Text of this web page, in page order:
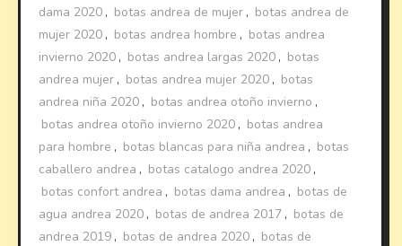
dama 2020 , botas andrea de mujer , botas andrea de
mujer 2020 , botas andrea hombre , botas andrea
invierno 2020 , botas andrea largas 2020 , botas
andrea mujer , botas andrea mujer 2020 , botas
andrea niña 2020 , botas andrea otoño invierno ,
botas andrea otoño invierno 2020 , botas andrea
para hombre , botas blancas para niña andrea , botas
caballero andrea , botas catalogo andrea 2020 ,
botas confort andrea , botas dama andrea , botas de
agua andrea 2020 , botas de andrea 2017 , botas de
andrea 2019 , botas de andrea 2020 , botas de